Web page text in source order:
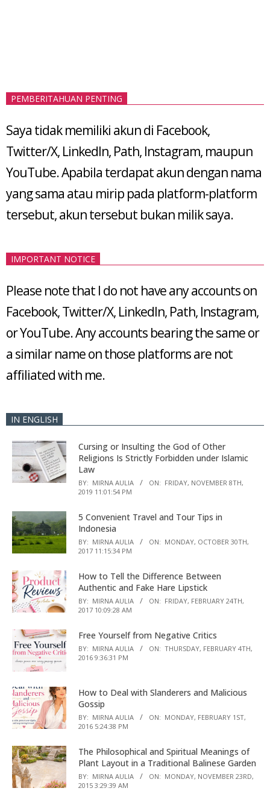
PEMBERITAHUAN PENTING
Saya tidak memiliki akun di Facebook,
Twitter/X, LinkedIn, Path, Instagram, maupun
YouTube. Apabila terdapat akun dengan nama
yang sama atau mirip pada platform-platform
tersebut, akun tersebut bukan milik saya.
IMPORTANT NOTICE
Please note that I do not have any accounts on
Facebook, Twitter/X, LinkedIn, Path, Instagram,
or YouTube. Any accounts bearing the same or
a similar name on those platforms are not
affiliated with me.
IN ENGLISH
Cursing or Insulting the God of Other
Religions Is Strictly Forbidden under Islamic
Law
BY: MIRNA AULIA ON: FRIDAY, NOVEMBER 8TH,
2019 11:01:54 PM
5 Convenient Travel and Tour Tips in
Indonesia
BY: MIRNA AULIA ON: MONDAY, OCTOBER 30TH,
2017 11:15:34 PM
How to Tell the Difference Between
Authentic and Fake Hare Lipstick
BY: MIRNA AULIA ON: FRIDAY, FEBRUARY 24TH,
2017 10:09:28 AM
Free Yourself from Negative Critics
BY: MIRNA AULIA ON: THURSDAY, FEBRUARY 4TH,
2016 9:36:31 PM
How to Deal with Slanderers and Malicious
Gossip
BY: MIRNA AULIA ON: MONDAY, FEBRUARY 1ST,
2016 5:24:38 PM
The Philosophical and Spiritual Meanings of
Plant Layout in a Traditional Balinese Garden
BY: MIRNA AULIA ON: MONDAY, NOVEMBER 23RD,
2015 3:29:39 AM